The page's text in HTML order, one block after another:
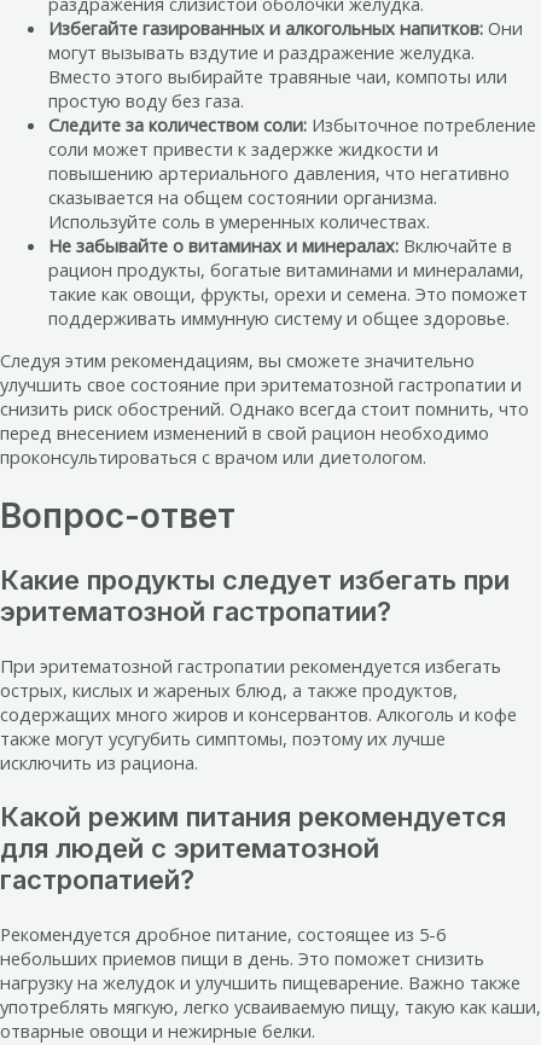
Избегайте газированных и алкогольных напитков: Они
могут вызывать вздутие и раздражение желудка.
Вместо этого выбирайте травяные чаи, компоты или
простую воду без газа.
Следите за количеством соли: Избыточное потребление
соли может привести к задержке жидкости и
повышению артериального давления, что негативно
сказывается на общем состоянии организма.
Используйте соль в умеренных количествах.
Не забывайте о витаминах и минералах: Включайте в
рацион продукты, богатые витаминами и минералами,
такие как овощи, фрукты, орехи и семена. Это поможет
поддерживать иммунную систему и общее здоровье.
Следуя этим рекомендациям, вы сможете значительно
улучшить свое состояние при эритематозной гастропатии и
снизить риск обострений. Однако всегда стоит помнить, что
перед внесением изменений в свой рацион необходимо
проконсультироваться с врачом или диетологом.
Вопрос-ответ
Какие продукты следует избегать при
эритематозной гастропатии?
При эритематозной гастропатии рекомендуется избегать
острых, кислых и жареных блюд, а также продуктов,
содержащих много жиров и консервантов. Алкоголь и кофе
также могут усугубить симптомы, поэтому их лучше
исключить из рациона.
Какой режим питания рекомендуется
для людей с эритематозной
гастропатией?
Рекомендуется дробное питание, состоящее из 5-6
небольших приемов пищи в день. Это поможет снизить
нагрузку на желудок и улучшить пищеварение. Важно также
употреблять мягкую, легко усваиваемую пищу, такую как каши,
отварные овощи и нежирные белки.